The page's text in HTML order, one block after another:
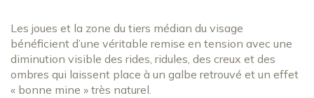
Les joues et la zone du tiers médian du visage
bénéficient d’une véritable remise en tension avec une
diminution visible des rides, ridules, des creux et des
ombres qui laissent place à un galbe retrouvé et un effet
« bonne mine » très naturel.